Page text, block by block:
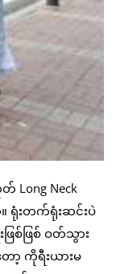
Long Neck
းတက်ရုံးဆင်းပဲ
ဖြစ်ဖြစ် ဝတ်သွား
ာ့ ကိုရီးယားမ